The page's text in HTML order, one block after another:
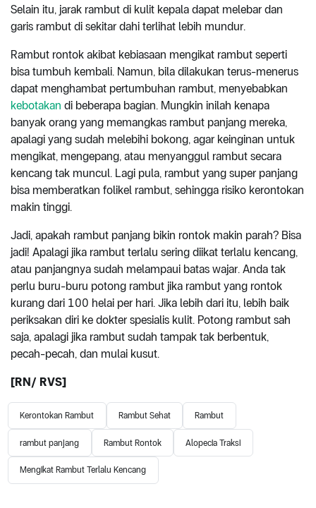
Selain itu, jarak rambut di kulit kepala dapat melebar dan
garis rambut di sekitar dahi terlihat lebih mundur.
Rambut rontok akibat kebiasaan mengikat rambut seperti
bisa tumbuh kembali. Namun, bila dilakukan terus-menerus
dapat menghambat pertumbuhan rambut, menyebabkan
kebotakan di beberapa bagian. Mungkin inilah kenapa
banyak orang yang memangkas rambut panjang mereka,
apalagi yang sudah melebihi bokong, agar keinginan untuk
mengikat, mengepang, atau menyanggul rambut secara
kencang tak muncul. Lagi pula, rambut yang super panjang
bisa memberatkan folikel rambut, sehingga risiko kerontokan
makin tinggi.
Jadi, apakah rambut panjang bikin rontok makin parah? Bisa
jadi! Apalagi jika rambut terlalu sering diikat terlalu kencang,
atau panjangnya sudah melampaui batas wajar. Anda tak
perlu buru-buru potong rambut jika rambut yang rontok
kurang dari 100 helai per hari. Jika lebih dari itu, lebih baik
periksakan diri ke dokter spesialis kulit. Potong rambut sah
saja, apalagi jika rambut sudah tampak tak berbentuk,
pecah-pecah, dan mulai kusut.
[RN/ RVS]
Kerontokan Rambut Rambut Sehat Rambut
rambut panjang Rambut Rontok Alopecia Traksi
Mengikat Rambut Terlalu Kencang